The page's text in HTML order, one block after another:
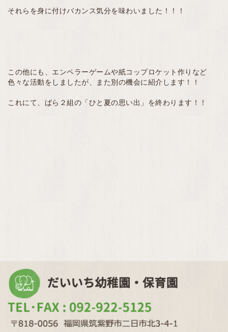
それらを身に付けバカンス気分を味わいました！！！
この他にも、エンペラーゲームや紙コップロケット作りなど
色々な活動をしましたが、また別の機会に紹介します！！
これにて、ばら２組の「ひと夏の思い出」を終わります！！